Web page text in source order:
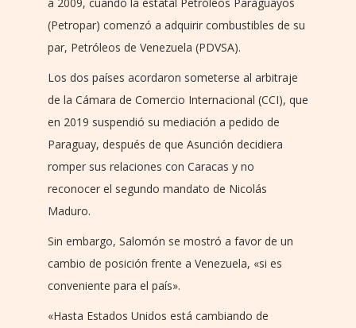
(Petropar) comenzó a adquirir combustibles de su
par, Petróleos de Venezuela (PDVSA).
Los dos países acordaron someterse al arbitraje
de la Cámara de Comercio Internacional (CCI), que
en 2019 suspendió su mediación a pedido de
Paraguay, después de que Asunción decidiera
romper sus relaciones con Caracas y no
reconocer el segundo mandato de Nicolás
Maduro.
Sin embargo, Salomón se mostró a favor de un
cambio de posición frente a Venezuela, «si es
conveniente para el país».
«Hasta Estados Unidos está cambiando de